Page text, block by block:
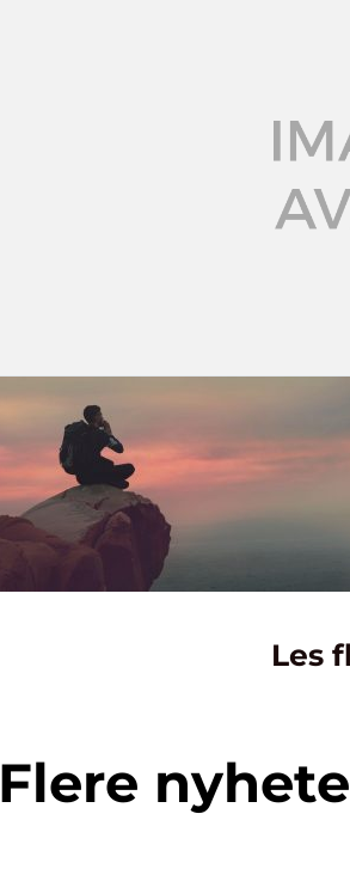
Les
Flere